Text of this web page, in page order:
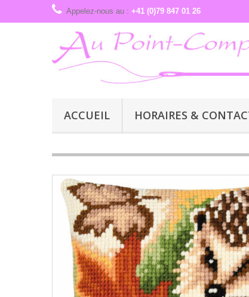
Appelez-nous au : +41 (0)79 847 01 26
ACCUEIL HORAIRES &